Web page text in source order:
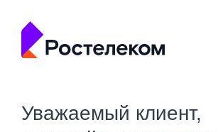
Уважаемый клиент,